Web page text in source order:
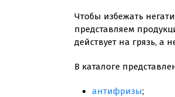
Чтобы избежать
представляем
действует на грязь, а
В каталоге
антифризы;